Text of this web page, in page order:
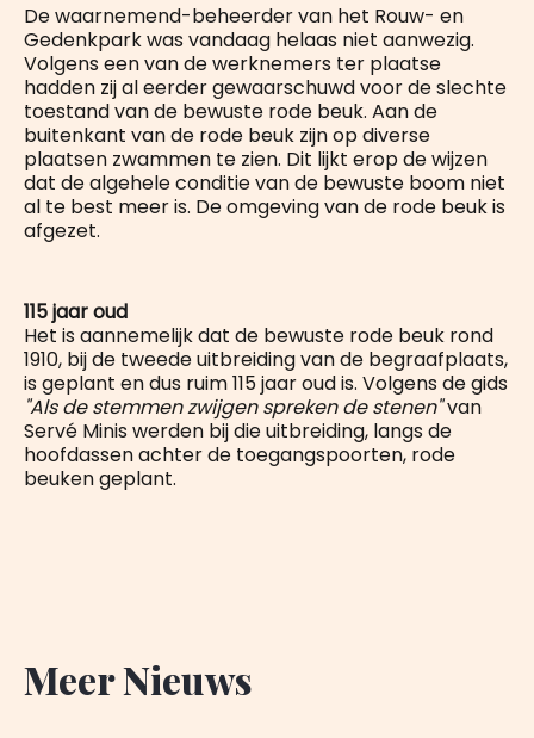
De waarnemend-beheerder van het Rouw- en
Gedenkpark was vandaag helaas niet aanwezig.
Volgens een van de werknemers ter plaatse
hadden zij al eerder gewaarschuwd voor de slechte
toestand van de bewuste rode beuk. Aan de
buitenkant van de rode beuk zijn op diverse
plaatsen zwammen te zien. Dit lijkt erop de wijzen
dat de algehele conditie van de bewuste boom niet
al te best meer is. De omgeving van de rode beuk is
afgezet.
115 jaar oud
Het is aannemelijk dat de bewuste rode beuk rond
1910, bij de tweede uitbreiding van de begraafplaats,
is geplant en dus ruim 115 jaar oud is. Volgens de gids
"Als de stemmen zwijgen spreken de stenen"van
Servé Minis werden bij die uitbreiding, langs de
hoofdassen achter de toegangspoorten, rode
beuken geplant.
Meer Nieuws